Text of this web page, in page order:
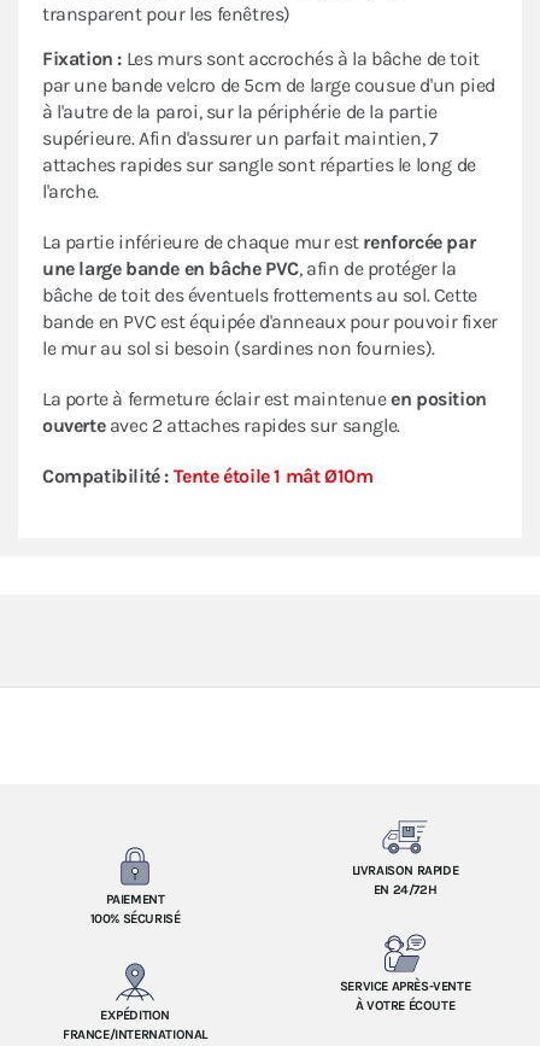
transparent pour les fenêtres)
Fixation : Les murs sont accrochés à la bâche de toit
par une bande velcro de 5cm de large cousue d'un pied
à l'autre de la paroi, sur la périphérie de la partie
supérieure. Afin d'assurer un parfait maintien, 7
attaches rapides sur sangle sont réparties le long de
l'arche.
La partie inférieure de chaque mur estrenforcée par
une large bande en bâche PVC, afin de protéger la
bâche de toit des éventuels frottements au sol. Cette
bande en PVC est équipée d'anneaux pour pouvoir fixer
le mur au sol si besoin (sardines non fournies).
La porte à fermeture éclair est maintenueen position
ouverteavec 2 attaches rapides sur sangle.
Compatibilité : Tente étoile 1 mât Ø10m
PAIEMENT
100% SÉCURISÉ
LIVRAISON RAPIDE
EN 24/72H
EXPÉDITION
FRANCE/INTERNATIONAL
SERVICE APRÈS-VENTE
À VOTRE ÉCOUTE